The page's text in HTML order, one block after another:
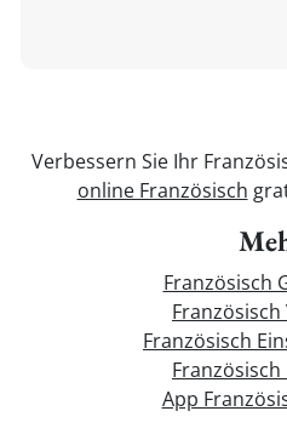
Verbessern Sie Ihr
online Französisch
Französisch
Französisch
Französisch
App